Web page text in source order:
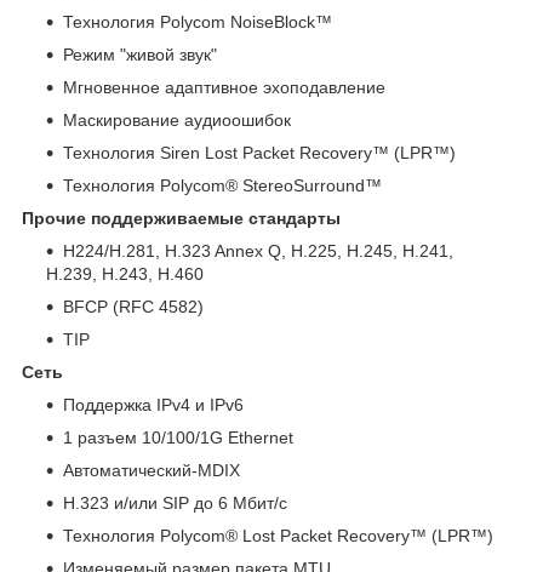
Технология Polycom NoiseBlock™
Режим "живой звук"
Мгновенное адаптивное эхоподавление
Маскирование аудиоошибок
Технология Siren Lost Packet Recovery™ (LPR™)
Технология Polycom® StereoSurround™
Прочие поддерживаемые стандарты
H224/H.281, H.323 Annex Q, H.225, H.245, H.241,
H.239, H.243, H.460
BFCP (RFC 4582)
TIP
Сеть
Поддержка IPv4 и IPv6
1 разъем 10/100/1G Ethernet
Автоматический-MDIX
H.323 и/или SIP до 6 Мбит/с
Технология Polycom® Lost Packet Recovery™ (LPR™)
Изменяемый размер пакета MTU